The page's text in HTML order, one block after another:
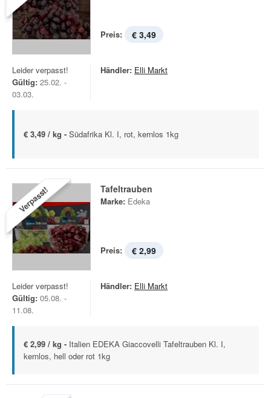
Preis: € 3,49
Leider verpasst!
Gültig: 25.02. -
03.03.
Händler: Elli Markt
€ 3,49 / kg - Südafrika Kl. I, rot, kernlos 1kg
Verpasst! Tafeltrauben
Marke: Edeka
Preis: € 2,99
Leider verpasst!
Gültig: 05.08. -
11.08.
Händler: Elli Markt
€ 2,99 / kg - Italien EDEKA Giaccovelli Tafeltrauben Kl. I,
kernlos, hell oder rot 1kg